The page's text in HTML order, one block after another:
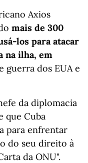
Axios
mais de 300
los para atacar
na ilha, em
guerra dos EUA e
da diplomacia
que Cuba
para enfrentar
do seu direito à
da ONU".